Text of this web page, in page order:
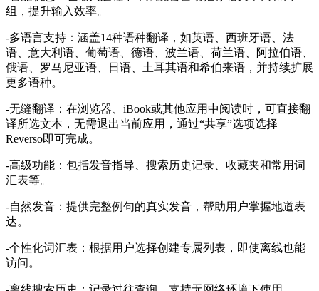
组，提升输入效率。
-多语言支持：涵盖14种语种翻译，如英语、西班牙语、法
语、意大利语、葡萄语、德语、波兰语、荷兰语、阿拉伯语、
俄语、罗马尼亚语、日语、土耳其语和希伯来语，并持续扩展
更多语种。
-无缝翻译：在浏览器、iBook或其他应用中阅读时，可直接翻
译所选文本，无需退出当前应用，通过“共享”选项选择
Reverso即可完成。
-高级功能：包括发音指导、搜索历史记录、收藏夹和常用词
汇表等。
-自然发音：提供完整例句的真实发音，帮助用户掌握地道表
达。
-个性化词汇表：根据用户选择创建专属列表，即使离线也能
访问。